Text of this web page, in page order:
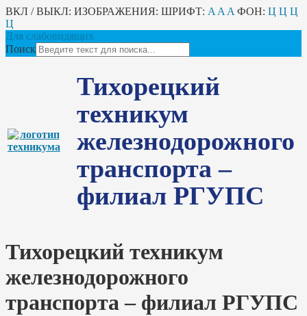
ВКЛ / ВЫКЛ: ИЗОБРАЖЕНИЯ: ШРИФТ: A A A ФОН: Ц Ц Ц
Ц
Для слабовидящих
Поиск
Тихорецкий
техникум
железнодорожного
транспорта –
филиал РГУПС
Тихорецкий техникум
железнодорожного
транспорта – филиал РГУПС